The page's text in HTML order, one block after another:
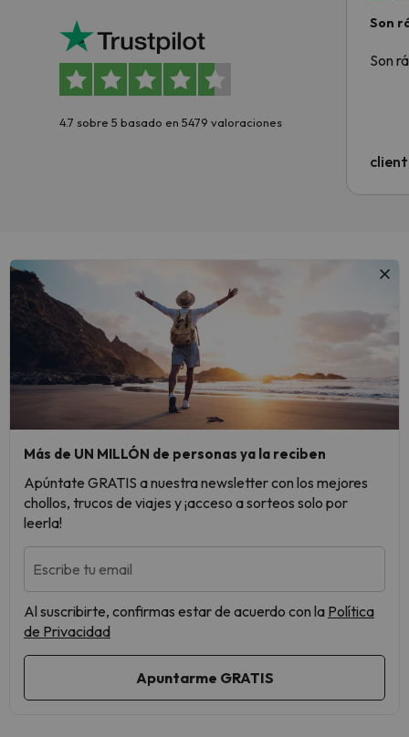
4.7 sobre 5 basado en 5479 valoraciones
Son
Son
Más de UN MILLÓN de personas ya la reciben
Apúntate GRATIS a nuestra newsletter con los mejores
chollos, trucos de viajes y ¡acceso a sorteos solo por
leerla!
Escribe tu email
Al suscribirte, confirmas estar de acuerdo con la Política
de Privacidad